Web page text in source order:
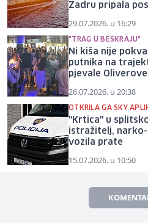
Zadru pripala
29.07.2026. u 16:29
"TRAG U BESKRAJU"
Ni kiša nije
putnika na
pjevale
26.07.2026. u 20:38
OTKRILA GA SKY
"Krtica" u
istražitelj,
vozila prate
15.07.2026. u 10:50